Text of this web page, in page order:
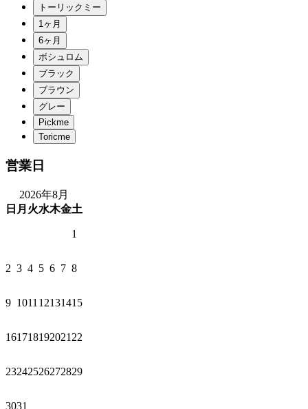
営業日
2026年8月
日 月 火水木金土
1
2 3 4 5 6 7 8
9 1011 12131415
161718192021 22
23242526272829
3031